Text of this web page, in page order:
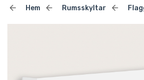
Hem Rumsskyltar